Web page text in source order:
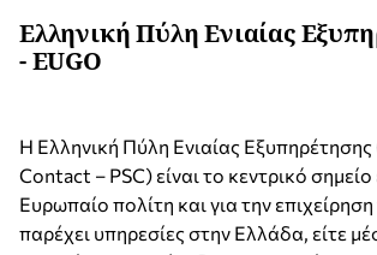
Ελληνική Πύλη Ενιαίας
- EUGO
H Ελληνική Πύλη Ενιαίας
Contact – PSC) είναι το κεντρικό
Ευρωπαίο πολίτη και για την
παρέχει υπηρεσίες στην Ελλάδα, είτε